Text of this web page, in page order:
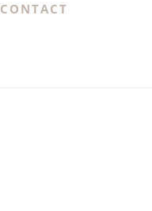
CONTACT